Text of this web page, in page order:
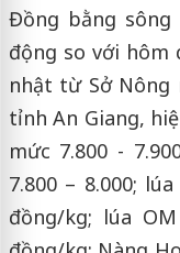
Đồng bằng sông
động so với hôm
nhật từ Sở
tỉnh An Giang,
mức 7.800 -
7.800 – 8.000;
đồng/kg; lúa